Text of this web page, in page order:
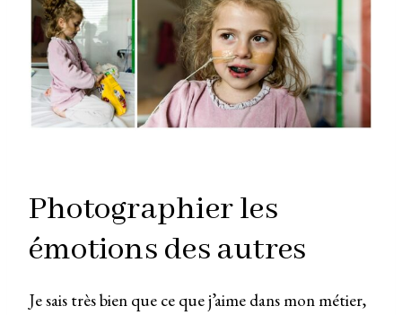
Photographier les
émotions des autres
Je sais très bien que ce que j’aime dans mon métier,